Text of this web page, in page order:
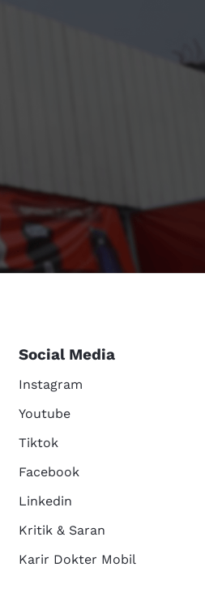
Social Media
Instagram
Youtube
Tiktok
Facebook
Linkedin
Kritik & Saran
Karir Dokter Mobil